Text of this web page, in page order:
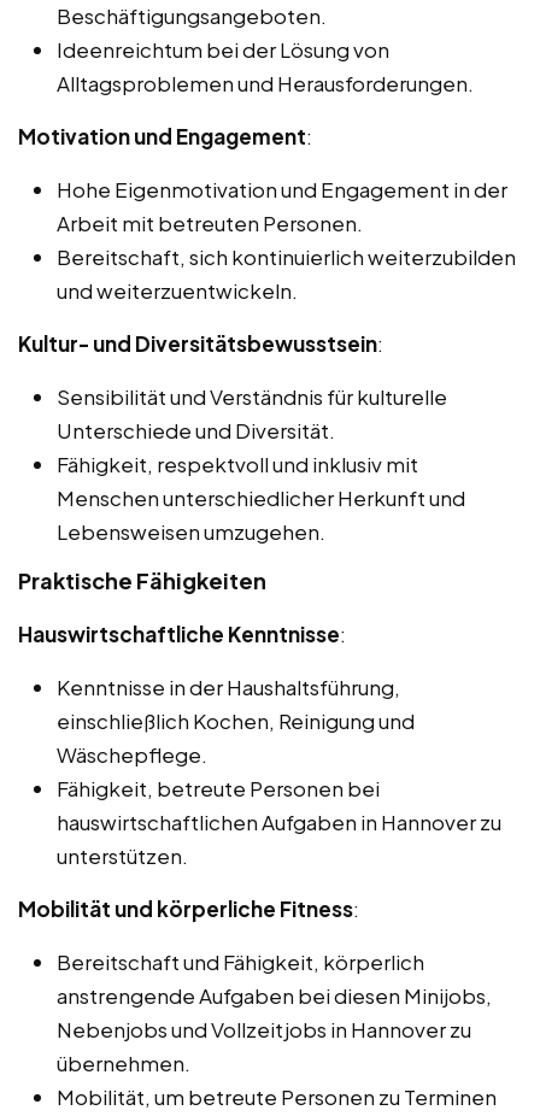
Beschäftigungsangeboten.
Ideenreichtum bei der Lösung von
Alltagsproblemen und Herausforderungen.
Motivation und Engagement:
Hohe Eigenmotivation und Engagement in der
Arbeit mit betreuten Personen.
Bereitschaft, sich kontinuierlich weiterzubilden
und weiterzuentwickeln.
Kultur- und Diversitätsbewusstsein:
Sensibilität und Verständnis für kulturelle
Unterschiede und Diversität.
Fähigkeit, respektvoll und inklusiv mit
Menschen unterschiedlicher Herkunft und
Lebensweisen umzugehen.
Praktische Fähigkeiten
Hauswirtschaftliche Kenntnisse:
Kenntnisse in der Haushaltsführung,
einschließlich Kochen, Reinigung und
Wäschepflege.
Fähigkeit, betreute Personen bei
hauswirtschaftlichen Aufgaben in Hannover zu
unterstützen.
Mobilität und körperliche Fitness:
Bereitschaft und Fähigkeit, körperlich
anstrengende Aufgaben bei diesen Minijobs,
Nebenjobs und Vollzeitjobs in Hannover zu
übernehmen.
Mobilität, um betreute Personen zu Terminen